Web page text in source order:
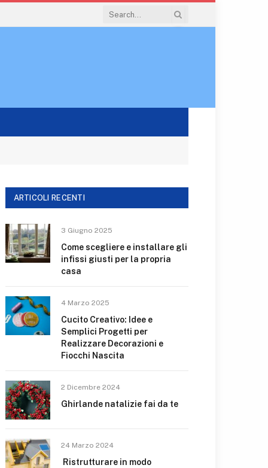
ARTICOLI RECENTI
3 Giugno 2025
Come scegliere e installare gli
infissi giusti per la propria
casa
4 Marzo 2025
Cucito Creativo: Idee e
Semplici Progetti per
Realizzare Decorazioni e
Fiocchi Nascita
2 Dicembre 2024
Ghirlande natalizie fai da te
24 Marzo 2024
Ristrutturare in modo